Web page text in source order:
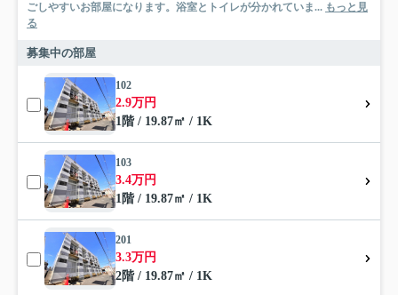
ごしやすいお部屋になります。浴室とトイレが分かれていま... もっと見
る
募集中の部屋
102
2.9万円
1階 / 19.87㎡ / 1K
103
3.4万円
1階 / 19.87㎡ / 1K
201
3.3万円
2階 / 19.87㎡ / 1K